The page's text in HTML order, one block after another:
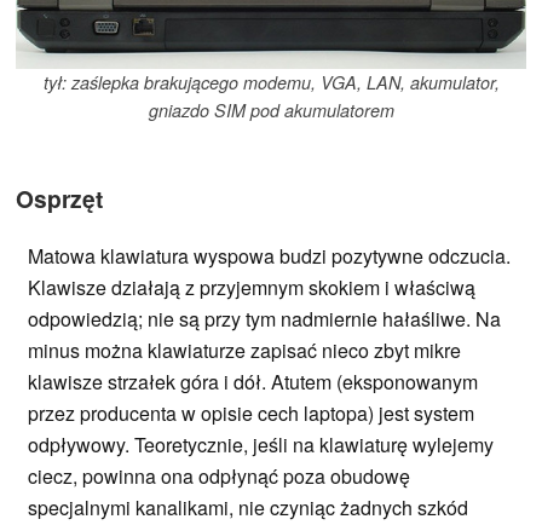
tył: zaślepka brakującego modemu, VGA, LAN, akumulator,
gniazdo SIM pod akumulatorem
Osprzęt
Matowa klawiatura wyspowa budzi pozytywne odczucia.
Klawisze działają z przyjemnym skokiem i właściwą
odpowiedzią; nie są przy tym nadmiernie hałaśliwe. Na
minus można klawiaturze zapisać nieco zbyt mikre
klawisze strzałek góra i dół. Atutem (eksponowanym
przez producenta w opisie cech laptopa) jest system
odpływowy. Teoretycznie, jeśli na klawiaturę wylejemy
ciecz, powinna ona odpłynąć poza obudowę
specjalnymi kanalikami, nie czyniąc żadnych szkód